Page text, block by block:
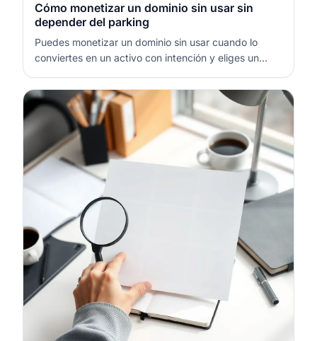
Cómo monetizar un dominio sin usar sin
depender del parking
Puedes monetizar un dominio sin usar cuando lo
conviertes en un activo con intención y eliges un
puede servir como “modo espera”, pero suele
quedarse corto si el dominio tiene temática clara,
buen histórico o potencial de tráfi…